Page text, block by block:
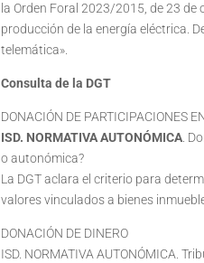
la Orden Foral 2023/2015, de 23
producción de la energía eléctrica.
telemática».
Consulta de la DGT
DONACIÓN DE PARTICIPACIONES
ISD. NORMATIVA AUTONÓMICA.
o autonómica?
La DGT aclara el criterio para
valores vinculados a bienes
DONACIÓN DE DINERO
ISD. NORMATIVA AUTONÓMICA.